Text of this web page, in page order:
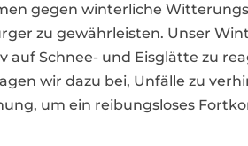
gegen winterliche
zu gewährleisten. Unser
Schnee- und Eisglätte zu
wir dazu bei, Unfälle zu
um ein reibungsloses